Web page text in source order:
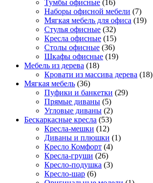
Тумбы офисные (16)
Наборы офисной мебели (7)
Мягкая мебель для офиса (19)
Стулья офисные (32)
Кресла офисные (15)
Столы офисные (36)
Шкафы офисные (19)
Мебель из дерева (18)
Кровати из массива дерева (18)
Мягкая мебель (36)
Пуфики и банкетки (29)
Прямые диваны (5)
Угловые диваны (2)
Бескаркасные кресла (53)
Кресла-мешки (12)
Диваны и плюшки (1)
Кресло Комфорт (4)
Кресла-груши (26)
Кресло-подушка (3)
Кресло-шар (6)